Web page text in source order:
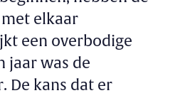
elkaar
een overbodige
jaar was de
De kans dat er